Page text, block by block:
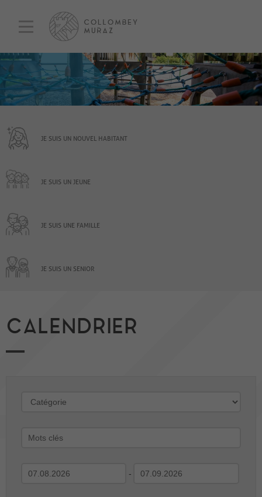
JE SUIS UN NOUVEL HABITANT
JE SUIS UN JEUNE
JE SUIS UNE FAMILLE
JE SUIS UN SENIOR
CALENDRIER
-